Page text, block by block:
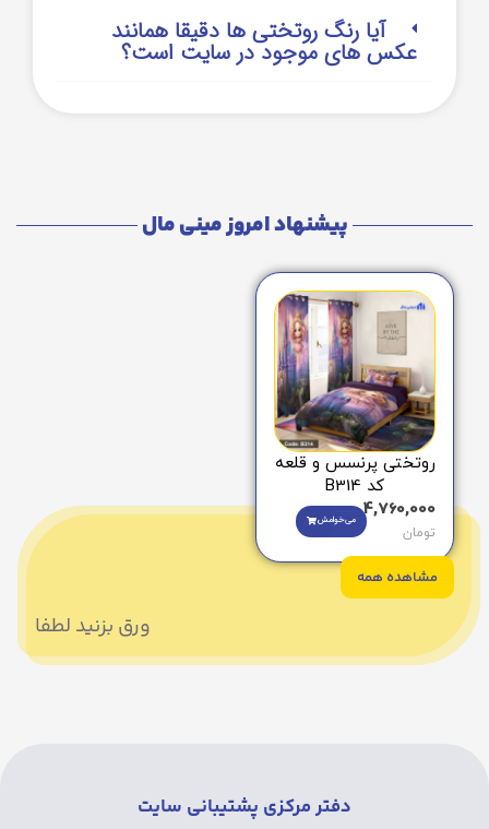
آیا رنگ روتختی ها دقیقا همانند
عکس های موجود در سایت است؟
پیشنهاد امروز مینی مال
روتختی پرنسس و قلعه
کد B314
4,760,000
تومان
می‌خوامش
مشاهده همه
ورق بزنید لطفا
دفتر مرکزی پشتیبانی سایت